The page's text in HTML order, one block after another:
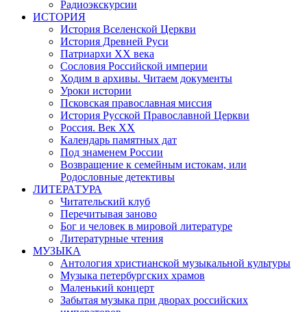
Радиоэкскурсии
ИСТОРИЯ
История Вселенской Церкви
История Древней Руси
Патриархи XX века
Сословия Российской империи
Ходим в архивы. Читаем документы
Уроки истории
Псковская православная миссия
История Русской Православной Церкви
Россия. Век ХХ
Календарь памятных дат
Под знаменем России
Возвращение к семейным истокам, или
Родословные детективы
ЛИТЕРАТУРА
Читательский клуб
Перечитывая заново
Бог и человек в мировой литературе
Литературные чтения
МУЗЫКА
Антология христианской музыкальной культуры
Музыка петербургских храмов
Маленький концерт
Забытая музыка при дворах российских